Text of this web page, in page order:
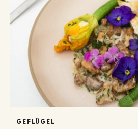
GEFLÜGEL